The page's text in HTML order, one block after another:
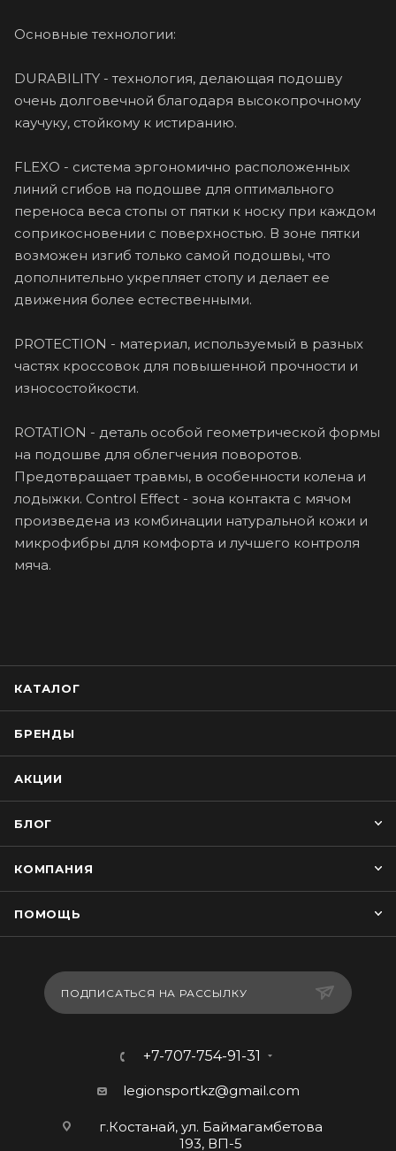
Основные технологии:
DURABILITY - технология, делающая подошву
очень долговечной благодаря высокопрочному
каучуку, стойкому к истиранию.
FLEXO - система эргономично расположенных
линий сгибов на подошве для оптимального
переноса веса стопы от пятки к носку при каждом
соприкосновении с поверхностью. В зоне пятки
возможен изгиб только самой подошвы, что
дополнительно укрепляет стопу и делает ее
движения более естественными.
PROTECTION - материал, используемый в разных
частях кроссовок для повышенной прочности и
износостойкости.
ROTATION - деталь особой геометрической формы
на подошве для облегчения поворотов.
Предотвращает травмы, в особенности колена и
лодыжки. Control Effect - зона контакта с мячом
произведена из комбинации натуральной кожи и
микрофибры для комфорта и лучшего контроля
мяча.
КАТАЛОГ
БРЕНДЫ
АКЦИИ
БЛОГ
КОМПАНИЯ
ПОМОЩЬ
ПОДПИСАТЬСЯ НА РАССЫЛКУ
+7-707-754-91-31
legionsportkz@gmail.com
г.Костанай, ул. Баймагамбетова
193, ВП-5